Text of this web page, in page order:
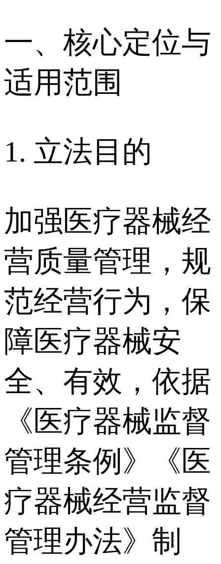
一、核心定位与
适用范围
1. 立法目的
加强医疗器械经
营质量管理，规
范经营行为，保
障医疗器械安
全、有效，依据
《医疗器械监督
管理条例》《医
疗器械经营监督
管理办法》制